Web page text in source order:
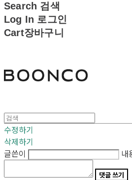
Search 검색
Log In 로그인
Cart장바구니
수정하기
삭제하기
글쓴이
내
댓글 쓰기